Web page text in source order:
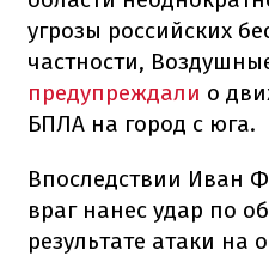
угрозы российских
частности,
предупреждали о
БПЛА на город с юга.
Впоследствии Иван
враг нанес удар по
результате атаки на